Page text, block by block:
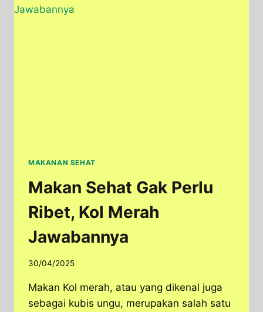
MAKANAN SEHAT
Makan Sehat Gak Perlu
Ribet, Kol Merah
Jawabannya
30/04/2025
Makan Kol merah, atau yang dikenal juga
sebagai kubis ungu, merupakan salah satu